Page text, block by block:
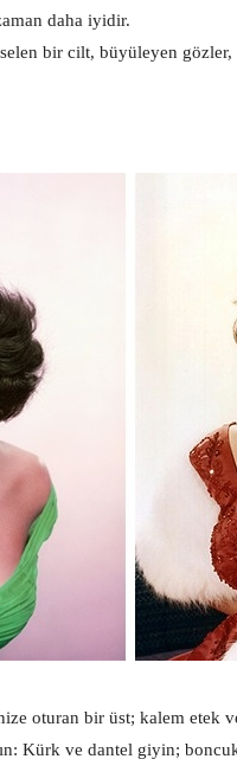
daha iyidir.
bir cilt, büyüleyen
oturan bir üst; kalem etek
Kürk ve dantel giyin;